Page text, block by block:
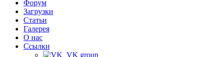
Форум
Загрузки
Статьи
Галерея
О нас
Ссылки
VK group